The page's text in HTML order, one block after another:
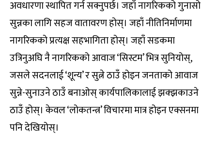
अवधारणा स्थापित गर्न सक्नुपर्छ। जहाँ नागरिकको गुनासो
सुन्नका लागि सहज वातावरण होस्। जहाँ नीतिनिर्माणमा
नागरिकको प्रत्यक्ष सहभागिता होस्। जहाँ सडकमा
उत्रिनुअघि नै नागरिकको आवाज ‘सिस्टम’ भित्र सुनियोस्,
जसले सदनलाई ‘शून्य’ र सुत्ने ठाउँ होइन जनताको आवाज
सुन्ने-सुनाउने ठाउँ बनाओस् कार्यपालिकालाई झक्झकाउने
ठाउँ होस्। केवल ‘लोकतन्त्र’ विचारमा मात्र होइन एक्सनमा
पनि देखियोस्।